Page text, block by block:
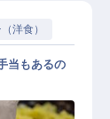
洋食）
当もあるの